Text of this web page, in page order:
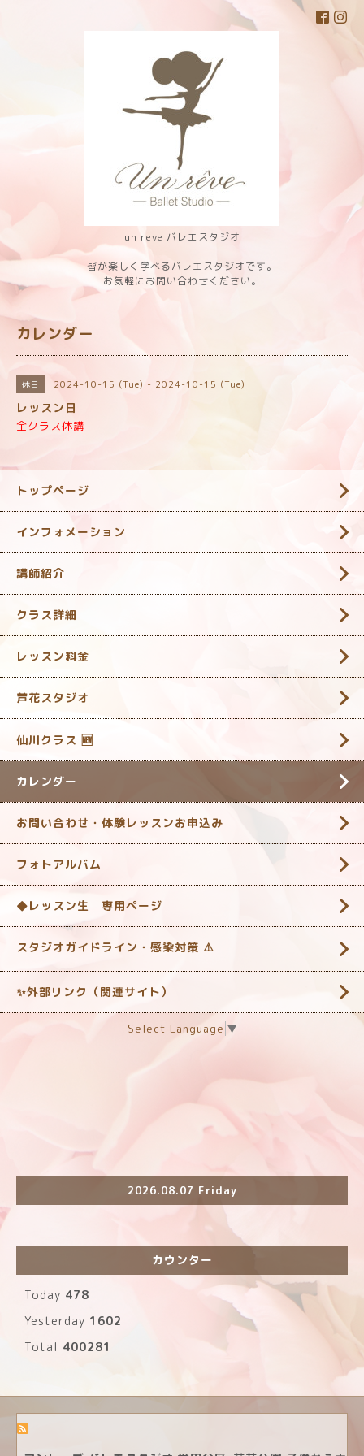
un reve バレエスタジオ
皆が楽しく学べるバレエスタジオです。
お気軽にお問い合わせください。
カレンダー
休日 2024-10-15 (Tue) - 2024-10-15 (Tue)
レッスン日
全クラス休講
トップページ
インフォメーション
講師紹介
クラス詳細
レッスン料金
芦花スタジオ
仙川クラス 🆕
カレンダー
お問い合わせ・体験レッスンお申込み
フォトアルバム
◆レッスン生 専用ページ
スタジオガイドライン・感染対策 ‎⚠️
✨外部リンク（関連サイト）
Select Language ▼
2026.08.07 Friday
カウンター
Today 478
Yesterday 1602
Total 400281